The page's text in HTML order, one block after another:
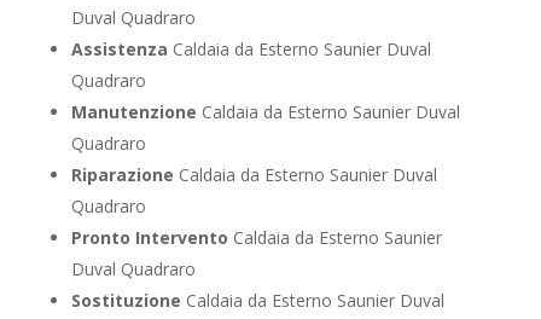
Duval Quadraro
Assistenza Caldaia da Esterno Saunier Duval
Quadraro
Manutenzione Caldaia da Esterno Saunier Duval
Quadraro
Riparazione Caldaia da Esterno Saunier Duval
Quadraro
Pronto Intervento Caldaia da Esterno Saunier
Duval Quadraro
Sostituzione Caldaia da Esterno Saunier Duval